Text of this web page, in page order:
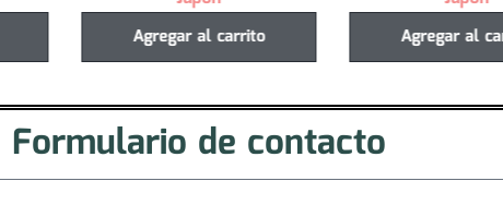
Agregar al carrito Agregar al
Formulario de contacto